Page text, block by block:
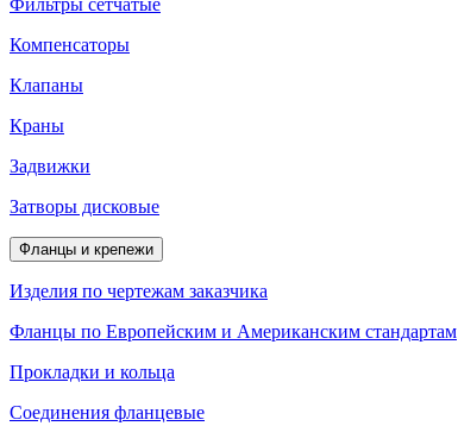
Фильтры сетчатые
Компенсаторы
Клапаны
Краны
Задвижки
Затворы дисковые
Фланцы и крепежи
Изделия по чертежам заказчика
Фланцы по Европейским и Американским стандартам
Прокладки и кольца
Соединения фланцевые